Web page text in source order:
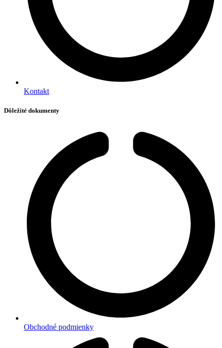
Kontakt
Dôležité dokumenty
Obchodné podmienky